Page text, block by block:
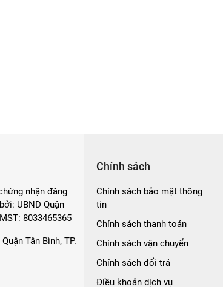
nhận đăng
UBND Quận
8033465365
Tân Bình, TP.
Chính sách
Chính sách bảo mật thông
tin
Chính sách thanh toán
Chính sách vận chuyển
Chính sách đổi trả
Điều khoản dịch vụ